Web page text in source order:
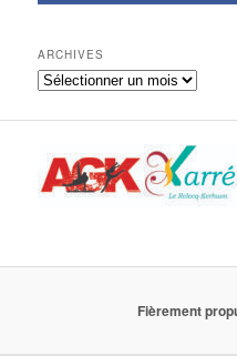
ARCHIVES
Archives
Fièrement